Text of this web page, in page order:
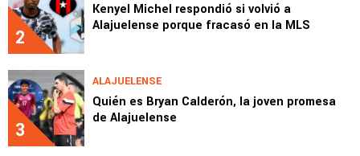
2
Kenyel Michel respondió si volvió a
Alajuelense porque fracasó en la MLS
3
ALAJUELENSE
Quién es Bryan Calderón, la joven promesa
de Alajuelense